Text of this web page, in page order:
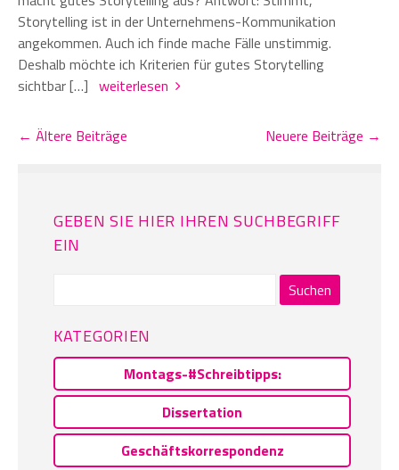
Storytelling ist in der Unternehmens-Kommunikation
angekommen. Auch ich finde mache Fälle unstimmig.
Deshalb möchte ich Kriterien für gutes Storytelling
sichtbar […] weiterlesen
← Ältere Beiträge Neuere Beiträge →
GEBEN SIE HIER IHREN SUCHBEGRIFF
EIN
KATEGORIEN
Montags-#Schreibtipps:
Dissertation
Geschäftskorrespondenz